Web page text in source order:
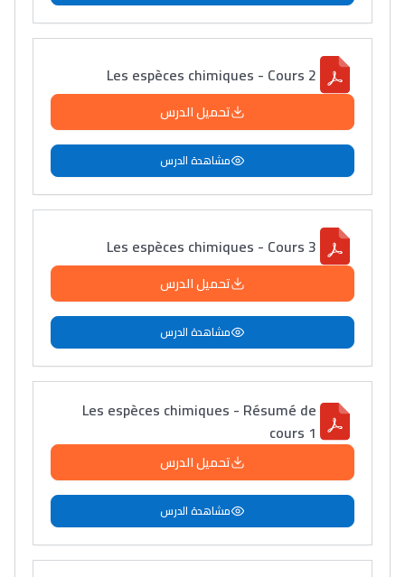
Les espèces chimiques - Cours 2
تحميل الدرس
مشاهدة الدرس
Les espèces chimiques - Cours 3
تحميل الدرس
مشاهدة الدرس
Les espèces chimiques - Résumé de
cours 1
تحميل الدرس
مشاهدة الدرس